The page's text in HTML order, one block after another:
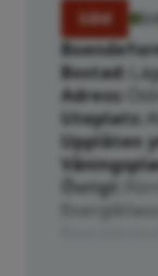
Såld
Bostad
Adress
Uteplats
Upplåten
Övrigt